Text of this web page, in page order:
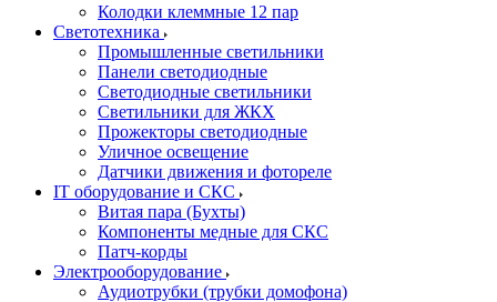
Колодки клеммные 12 пар
Светотехника
Промышленные светильники
Панели светодиодные
Светодиодные светильники
Светильники для ЖКХ
Прожекторы светодиодные
Уличное освещение
Датчики движения и фотореле
IT оборудование и СКС
Витая пара (Бухты)
Компоненты медные для СКС
Патч-корды
Электрооборудование
Аудиотрубки (трубки домофона)